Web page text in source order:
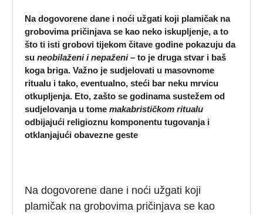
Na dogovorene dane i noći užgati koji plamičak na
grobovima pričinjava se kao neko iskupljenje, a to
što ti isti grobovi tijekom čitave godine pokazuju da
suneobilaženi i nepaženi– to je druga stvar i baš
koga briga. Važno je sudjelovati u masovnome
ritualu i tako, eventualno, steći bar neku mrvicu
otkupljenja. Eto, zašto se godinama sustežem od
sudjelovanja u tomemakabrističkom ritualu
odbijajući religioznu komponentu tugovanja i
otklanjajući obavezne geste
Na dogovorene dane i noći užgati koji
plamičak na grobovima pričinjava se kao